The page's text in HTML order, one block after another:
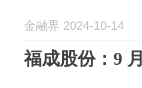
金融界 2024-10-14
福成股份：9